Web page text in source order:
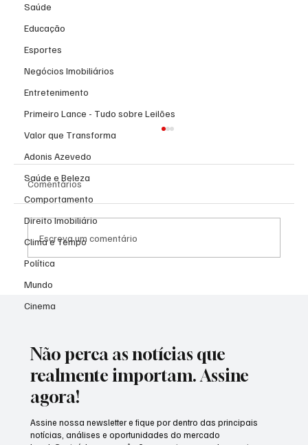
Saúde
Educação
Esportes
Negócios Imobiliários
Entretenimento
Primeiro Lance - Tudo sobre Leilões
Valor que Transforma
Adonis Azevedo
Saúde e Beleza
Comportamento
Direito Imobiliário
Clima e Tempo
Política
Mundo
Cinema
Homem-Aranha "invade" São Paulo com
teia gigante em relógio de rua e surpreende
Comentários
Escreva um comentário
Não perca as notícias que
realmente importam. Assine
agora!
Assine nossa newsletter e fique por dentro das principais
notícias, análises e oportunidades do mercado